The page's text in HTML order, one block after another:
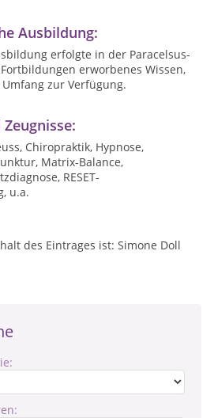
Ausbildung:
erfolgte in der Paracelsus-
erworbenes Wissen,
zur Verfügung.
Chiropraktik, Hypnose,
Matrix-Balance,
RESET-
u.a.
des Eintrages ist: Simone Doll